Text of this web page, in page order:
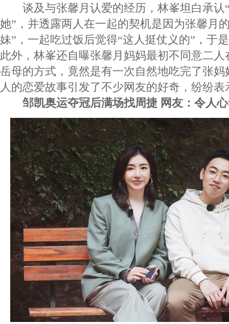
谈及与张馨月认爱的经历，林峯坦白承认
她”，并透露两人在一起的契机是因为张馨月
妹”，一起吃过饭后觉得“这人挺仗义的”，于
此外，林峯还自曝张馨月妈妈最初不同意二
岳母的方式，竟然是有一次自然地吃完了张
人的恋爱故事引发了不少网友的好奇，纷纷表
邹凯奥运夺冠后满场找周捷 网友：令人